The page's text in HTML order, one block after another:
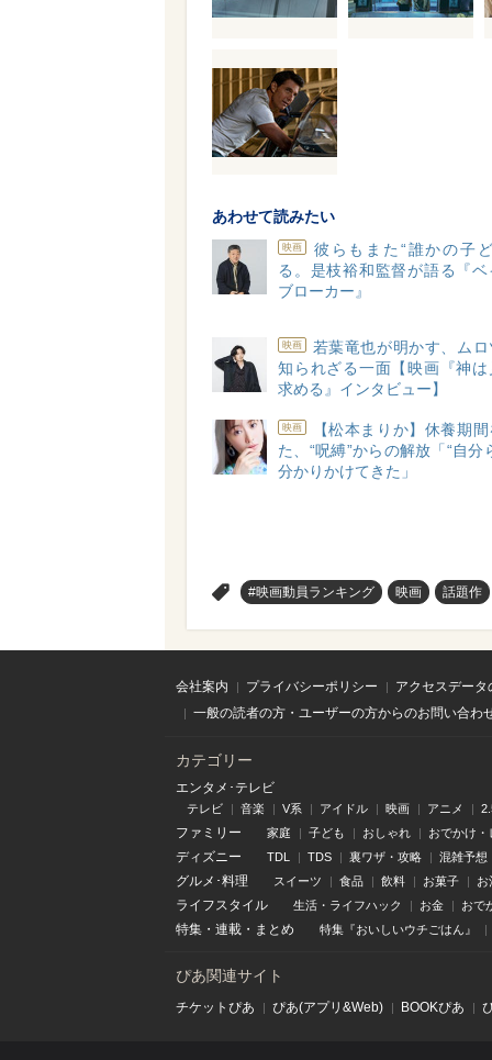
あわせて読みたい
映画
彼らもまた“誰かの子
る。是枝裕和監督が語る『
ブローカー』
映画
若葉竜也が明かす、ム
知られざる一面【映画『神は
求める』インタビュー】
映画
【松本まりか】休養期
た、“呪縛”からの解放「“自分
分かりかけてきた」
#映画動員ランキング 映画 話題作
会社案内 プライバシーポリシー
アクセスデー
一般の読者の方・ユーザーの方からのお問い合わ
カテゴリー
エンタメ･テレビ
テレビ 音楽 V系 アイドル 映画 アニメ
ファミリー 家庭 子ども おしゃれ おでかけ・
ディズニー TDL TDS 裏ワザ・攻略 混雑予想
グルメ･料理 スイーツ 食品 飲料 お菓子 お
ライフスタイル 生活・ライフハック お金 おで
特集 ・ 連載 ・ まとめ 特集『おいしいウチごはん』
ぴあ関連サイト
チケットぴあ ぴあ(アプリ&Web) BOOKぴあ